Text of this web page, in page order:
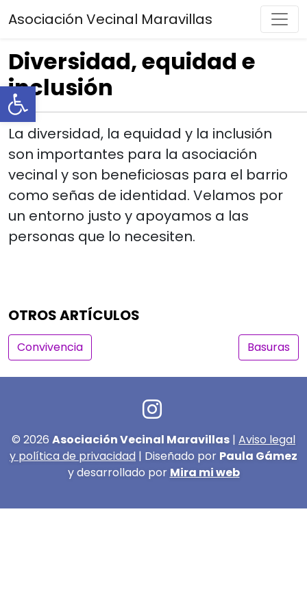
Abrir barra de herramientas
Navegación principal
Asociación Vecinal Maravillas
Diversidad, equidad e
inclusión
La diversidad, la equidad y la inclusión
son importantes para la asociación
vecinal y son beneficiosas para el barrio
como señas de identidad. Velamos por
un entorno justo y apoyamos a las
personas que lo necesiten.
OTROS ARTÍCULOS
Navegación de entradas
Convivencia Basuras
© 2026 Asociación Vecinal Maravillas | Aviso legal
y política de privacidad | Diseñado por Paula Gámez
y desarrollado por Mira mi web